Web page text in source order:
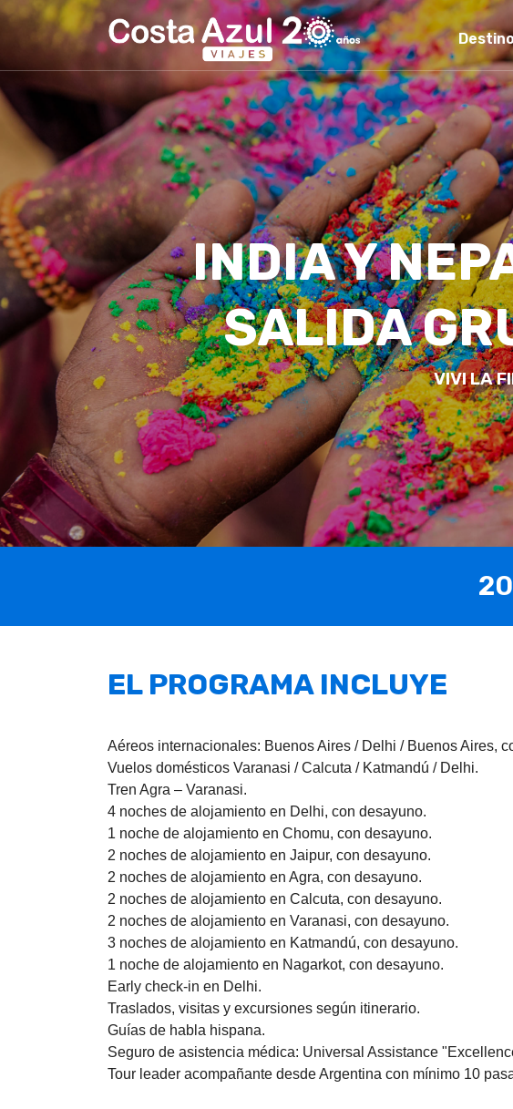
INDIA Y
SALIDA
VIVI LA
EL PROGRAMA INCLUYE
Aéreos internacionales: Buenos Aires / Delhi / Buenos Aires,
Vuelos domésticos Varanasi / Calcuta / Katmandú / Delhi.
Tren Agra – Varanasi.
4 noches de alojamiento en Delhi, con desayuno.
1 noche de alojamiento en Chomu, con desayuno.
2 noches de alojamiento en Jaipur, con desayuno.
2 noches de alojamiento en Agra, con desayuno.
2 noches de alojamiento en Calcuta, con desayuno.
2 noches de alojamiento en Varanasi, con desayuno.
3 noches de alojamiento en Katmandú, con desayuno.
1 noche de alojamiento en Nagarkot, con desayuno.
Early check-in en Delhi.
Traslados, visitas y excursiones según itinerario.
Guías de habla hispana.
Seguro de asistencia médica: Universal Assistance
Tour leader acompañante desde Argentina con mínimo 10